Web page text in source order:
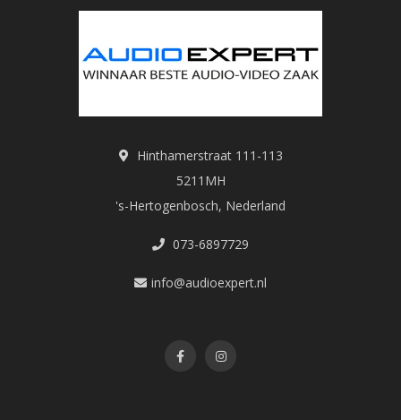
Hinthamerstraat 111-113
5211MH
's-Hertogenbosch, Nederland
073-6897729
info@audioexpert.nl